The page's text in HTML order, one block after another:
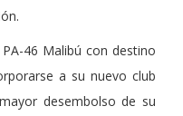
46 Malibú con destino
a su nuevo club
desembolso de su